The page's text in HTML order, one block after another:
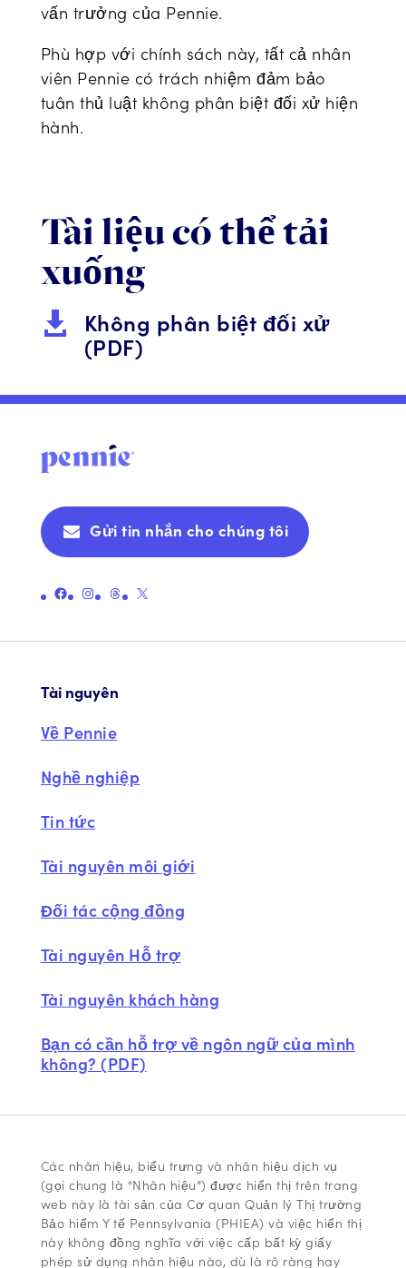
vấn trưởng của Pennie.
Phù hợp với chính sách này, tất cả nhân
viên Pennie có trách nhiệm đảm bảo
tuân thủ luật không phân biệt đối xử hiện
hành.
Tài liệu có thể tải
xuống

Không phân biệt đối xử
(PDF)
Gửi tin nhắn cho chúng tôi
Liên kết đến trang Facebook chính thức của PennieLiên kết đến trang Instagram chính thức của PennieLiên kết đến trang chủ đề chính thức của PennieLiên kết đến Trang X chính thức của Pennie (trước đây là Twitter)
Tài nguyên
Về Pennie
Nghề nghiệp
Tin tức
Tài nguyên môi giới
Đối tác cộng đồng
Tài nguyên Hỗ trợ
Tài nguyên khách hàng
Bạn có cần hỗ trợ về ngôn ngữ của mình
không? (PDF)
Các nhãn hiệu, biểu trưng và nhãn hiệu dịch vụ
(gọi chung là “Nhãn hiệu”) được hiển thị trên trang
web này là tài sản của Cơ quan Quản lý Thị trường
Bảo hiểm Y tế Pennsylvania (PHIEA) và việc hiển thị
này không đồng nghĩa với việc cấp bất kỳ giấy
phép sử dụng nhãn hiệu nào, dù là rõ ràng hay